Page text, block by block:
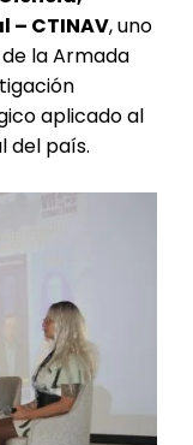
– CTINAV, uno
la Armada
aplicado al
del país.